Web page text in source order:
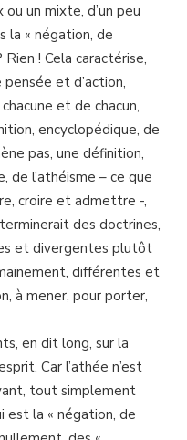
un mixte, d’un peu
la « négation, de
Rien ! Cela caractérise,
et d’action,
et de chacun,
encyclopédique, de
pas, une définition,
l’athéisme – ce que
croire et admettre -,
des doctrines,
et divergentes plutôt
différentes et
à mener, pour porter,
en dit long, sur la
Car l’athée n’est
tout simplement
est la « négation, de